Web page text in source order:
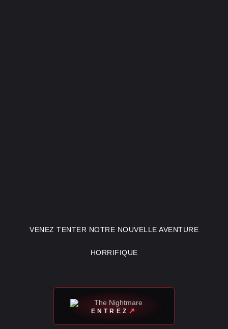
VENEZ TENTER NOTRE NOUVELLE AVENTURE
HORRIFIQUE
ENTREZ ↗
The Nightmare — site partenaire,